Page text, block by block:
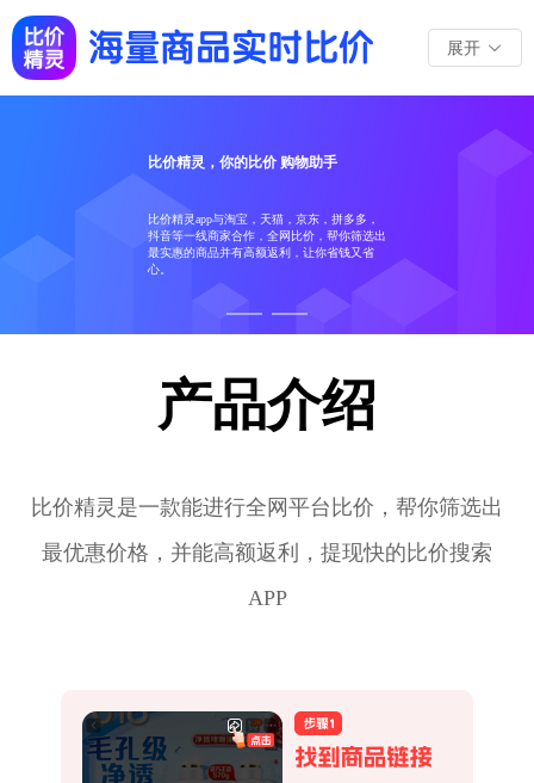
展开
比价精灵，你的比价 购物助手
比价精灵app与淘宝，天猫，京东，拼多多，
抖音等一线商家合作，全网比价，帮你筛选出
最实惠的商品并有高额返利，让你省钱又省
心。
产品介绍
比价精灵是一款能进行全网平台比价，帮你筛选出
最优惠价格，并能高额返利，提现快的比价搜索
APP